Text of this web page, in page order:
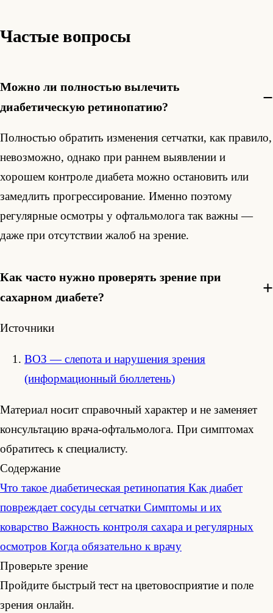
Частые вопросы
Можно ли полностью вылечить
диабетическую ретинопатию?
Полностью обратить изменения сетчатки, как правило,
невозможно, однако при раннем выявлении и
хорошем контроле диабета можно остановить или
замедлить прогрессирование. Именно поэтому
регулярные осмотры у офтальмолога так важны —
даже при отсутствии жалоб на зрение.
Как часто нужно проверять зрение при
сахарном диабете?
Источники
ВОЗ — слепота и нарушения зрения
(информационный бюллетень)
Материал носит справочный характер и не заменяет
консультацию врача-офтальмолога. При симптомах
обратитесь к специалисту.
Содержание
Что такое диабетическая ретинопатия Как диабет
повреждает сосуды сетчатки Симптомы и их
коварство Важность контроля сахара и регулярных
осмотров Когда обязательно к врачу
Проверьте зрение
Пройдите быстрый тест на цветовосприятие и поле
зрения онлайн.